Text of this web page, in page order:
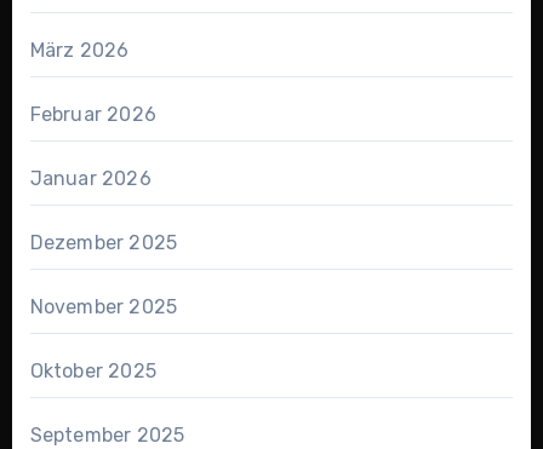
März 2026
Februar 2026
Januar 2026
Dezember 2025
November 2025
Oktober 2025
September 2025